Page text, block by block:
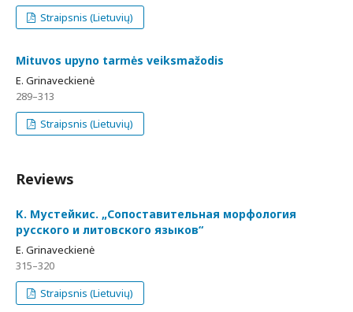
Straipsnis (Lietuvių)
Mituvos upyno tarmės veiksmažodis
E. Grinaveckienė
289–313
Straipsnis (Lietuvių)
Reviews
К. Мустейкис. „Сопоставительная морфология
русского и литовского языков“
E. Grinaveckienė
315–320
Straipsnis (Lietuvių)